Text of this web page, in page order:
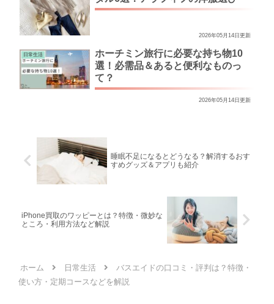
2026年05月14日更新
日常生活
ホーチミン旅行に必要な持ち物10
選！必需品＆あると便利なものっ
て？
2026年05月14日更新
睡眠不足になるとどうなる？解消するおす
すめグッズ＆アプリも紹介
iPhone買取のワッピーとは？特徴・微妙な
ところ・利用方法など解説
ホーム 日常生活
バスエイドの口コミ・評判は？特徴・
使い方・定期コースなどを解説